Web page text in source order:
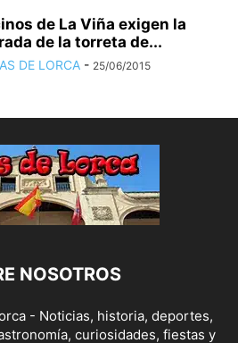
de La Viña exigen la
de la torreta de...
DE LORCA - 25/06/2015
NOSOTROS
- Noticias, historia, deportes,
curiosidades, fiestas y